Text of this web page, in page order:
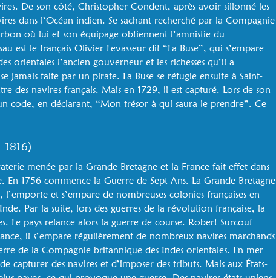
De son côté, Christopher Condent, après avoir sillonné les
dans l’Océan indien. Se sachant recherché par la Compagnie
où lui et son équipage obtiennent l’amnistie du
est le français Olivier Levasseur dit “La Buse”, qui s’empare
orientales l’ancien gouverneur et les richesses qu’il a
jamais faite par un pirate. La Buse se réfugie ensuite à Saint-
des navires français. Mais en 1729, il est capturé. Lors de son
code, en déclarant, “Mon trésor à qui saura le prendre”. Ce
menée par la Grande Bretagne et la France fait effet dans
1756 commence la Guerre de Sept Ans. La Grande Bretagne
et s’empare de nombreuses colonies françaises en
Par la suite, lors des guerres de la révolution française, la
Le pays relance alors la guerre de course. Robert Surcouf
il s’empare régulièrement de nombreux navires marchands
de la Compagnie britannique des Indes orientales. En mer
capturer des navires et d’imposer des tributs. Mais aux États-